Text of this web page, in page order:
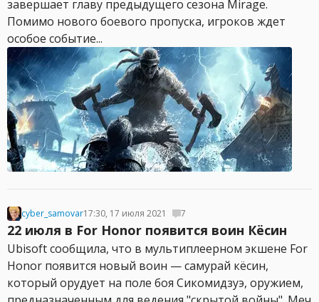
завершает главу предыдущего сезона Mirage.
Помимо нового боевого пропуска, игроков ждет
особое событие...
cyber_samovar17:30, 17 июля 2021 7
22 июля в For Honor появится воин Кёсин
Ubisoft сообщила, что в мультиплеерном экшене For
Honor появится новый воин — самурай кёсин,
который орудует на поле боя Сикомидзуэ, оружием,